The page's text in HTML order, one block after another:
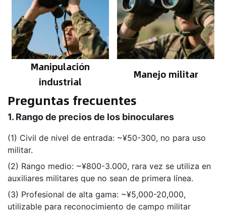
Manipulación
industrial
Manejo militar
Preguntas frecuentes
1. Rango de precios de los binoculares
(1) Civil de nivel de entrada: ~¥50-300, no para uso
militar.
(2) Rango medio: ~¥800-3.000, rara vez se utiliza en
auxiliares militares que no sean de primera línea.
(3) Profesional de alta gama: ~¥5,000-20,000,
utilizable para reconocimiento de campo militar